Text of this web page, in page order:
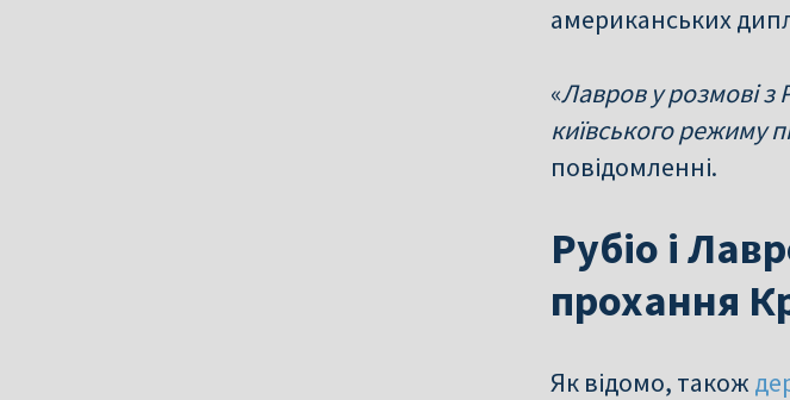
американських
«Лавров у розмові з
київського режиму
повідомленні.
Рубіо і
прохання
Як відомо, також